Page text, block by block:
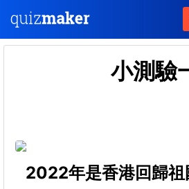
小測驗
2022年是香港回歸祖